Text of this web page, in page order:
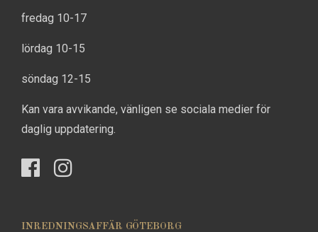
fredag 10-17
lördag 10-15
söndag 12-15
Kan vara avvikande, vänligen se sociala medier för
daglig uppdatering.
INREDNINGSAFFÄR GÖTEBORG